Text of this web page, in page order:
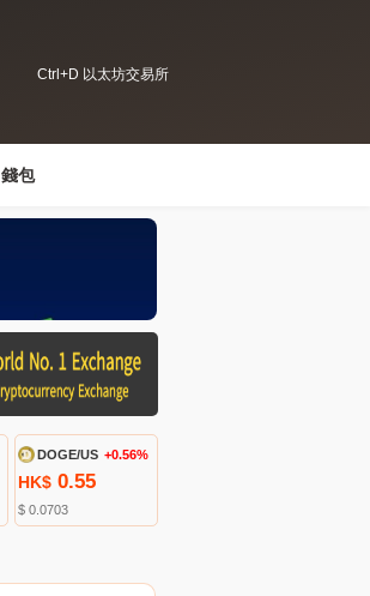
Ctrl+D 以太坊交易所
錢包
DOGE/US +0.56%
HK$ 0.55
$ 0.0703